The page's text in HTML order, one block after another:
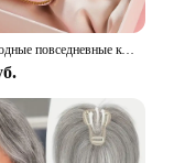
Женские модные повседневные кожаные часы и плюшевый шар украшение бабочка кошелек набор кварцевые наручные часы платье часы Montre Femme